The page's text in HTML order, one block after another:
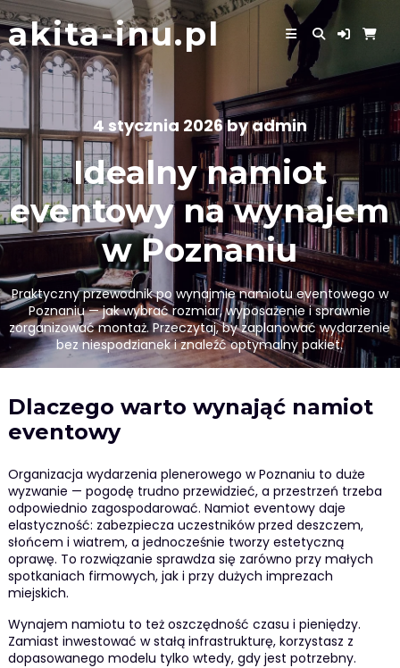
Skip
to
content
akita-inu.pl
4 stycznia 2026byadmin
Idealny namiot
eventowy na wynajem
w Poznaniu
Praktyczny przewodnik po wynajmie namiotu eventowego w
Poznaniu — jak wybrać rozmiar, wyposażenie i sprawnie
zorganizować montaż. Przeczytaj, by zaplanować wydarzenie
bez niespodzianek i znaleźć optymalny pakiet.
Dlaczego warto wynająć namiot
eventowy
Organizacja wydarzenia plenerowego w Poznaniu to duże
wyzwanie — pogodę trudno przewidzieć, a przestrzeń trzeba
odpowiednio zagospodarować. Namiot eventowy daje
elastyczność: zabezpiecza uczestników przed deszczem,
słońcem i wiatrem, a jednocześnie tworzy estetyczną
oprawę. To rozwiązanie sprawdza się zarówno przy małych
spotkaniach firmowych, jak i przy dużych imprezach
miejskich.
Wynajem namiotu to też oszczędność czasu i pieniędzy.
Zamiast inwestować w stałą infrastrukturę, korzystasz z
dopasowanego modelu tylko wtedy, gdy jest potrzebny.